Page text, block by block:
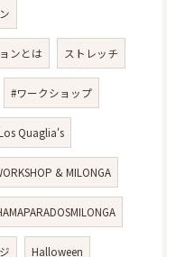
ンとは ストレッチ
#ワークショップ
Quaglia's
& MILONGA
Halloween